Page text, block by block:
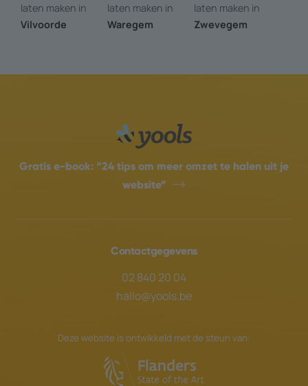
laten maken in
Vilvoorde
laten maken in
Waregem
laten maken in
Zwevegem
Gratis e-book: “24 tips om meer omzet te halen uit je
website”
Contactgegevens
02 840 20 04
hallo@yools.be
Deze website is ontwikkeld met de steun van: